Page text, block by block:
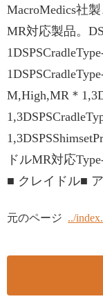
MacroMedics社
MR対応製品。
M,High,MR＊
ドルMR対応
■ クレイドル■
元のページ ../